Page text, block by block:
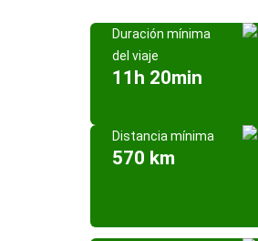
Duración mínima
del viaje
11h 20min
Distancia mínima
570 km